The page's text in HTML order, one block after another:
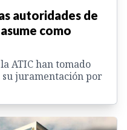
autoridades de
como
ATIC han tomado
su juramentación por